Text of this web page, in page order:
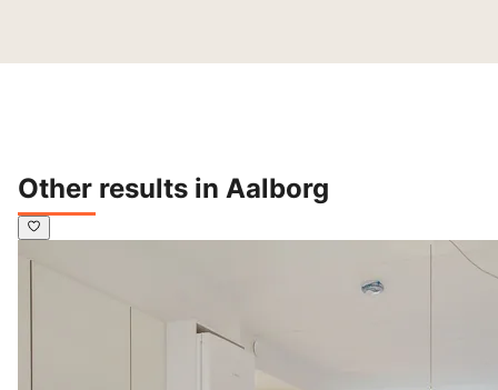
Other results in Aalborg